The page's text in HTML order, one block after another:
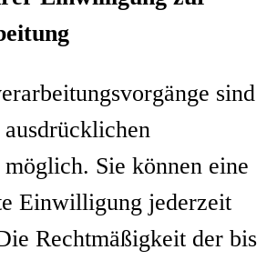
sind
Sie können eine
Einwilligung jederzeit
Rechtmäßigkeit der bis